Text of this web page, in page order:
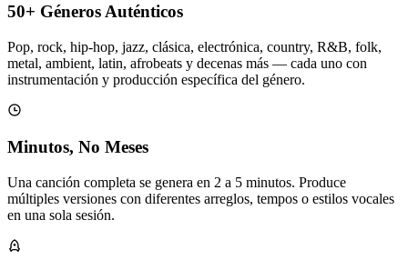
50+ Géneros Auténticos
Pop, rock, hip-hop, jazz, clásica, electrónica, country, R&B, folk,
metal, ambient, latin, afrobeats y decenas más — cada uno con
instrumentación y producción específica del género.
Minutos, No Meses
Una canción completa se genera en 2 a 5 minutos. Produce
múltiples versiones con diferentes arreglos, tempos o estilos vocales
en una sola sesión.